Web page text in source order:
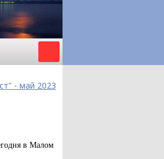
- май 2023
в Малом